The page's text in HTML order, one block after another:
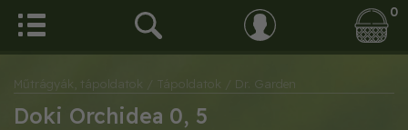
0
Műtrágyák, tápoldatok / Tápoldatok / Dr. Garden
Doki Orchidea 0, 5